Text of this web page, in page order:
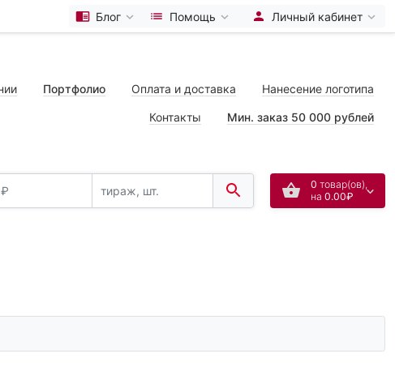
Блог Помощь Личный кабинет
Портфолио Оплата и доставка Нанесение логотипа
Контакты Мин. заказ 50 000 рублей
0 товар(ов),
на 0.00₽